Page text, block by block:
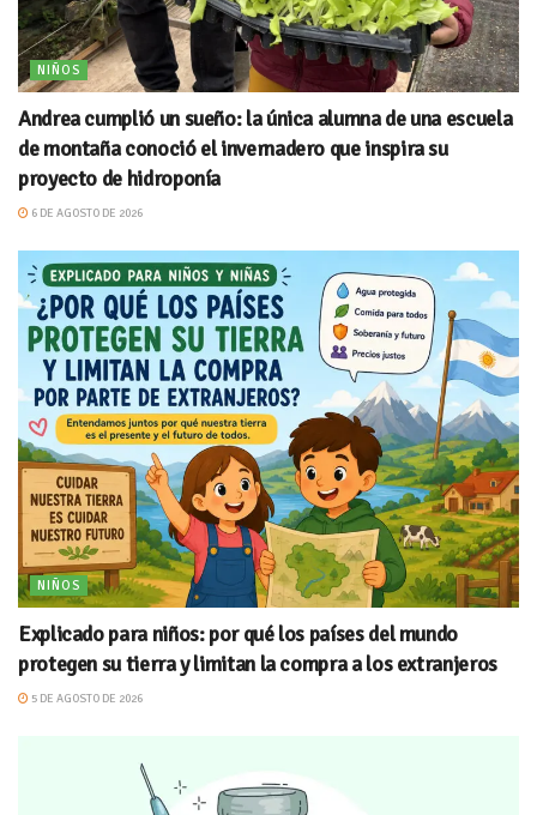
NIÑOS
Andrea cumplió un sueño: la única alumna de una escuela
de montaña conoció el invernadero que inspira su
proyecto de hidroponía
6 DE AGOSTO DE 2026
NIÑOS
Explicado para niños: por qué los países del mundo
protegen su tierra y limitan la compra a los extranjeros
5 DE AGOSTO DE 2026